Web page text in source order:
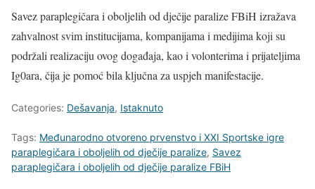
Savez paraplegičara i oboljelih od dječije paralize FBiH izražava
zahvalnost svim institucijama, kompanijama i medijima koji su
podržali realizaciju ovog događaja, kao i volonterima i prijateljima
Ig0ara, čija je pomoć bila ključna za uspjeh manifestacije.
Categories: Dešavanja, Istaknuto
Tags: Međunarodno otvoreno prvenstvo i XXI Sportske igre
paraplegičara i oboljelih od dječije paralize, Savez
paraplegičara i oboljelih od dječije paralize FBiH